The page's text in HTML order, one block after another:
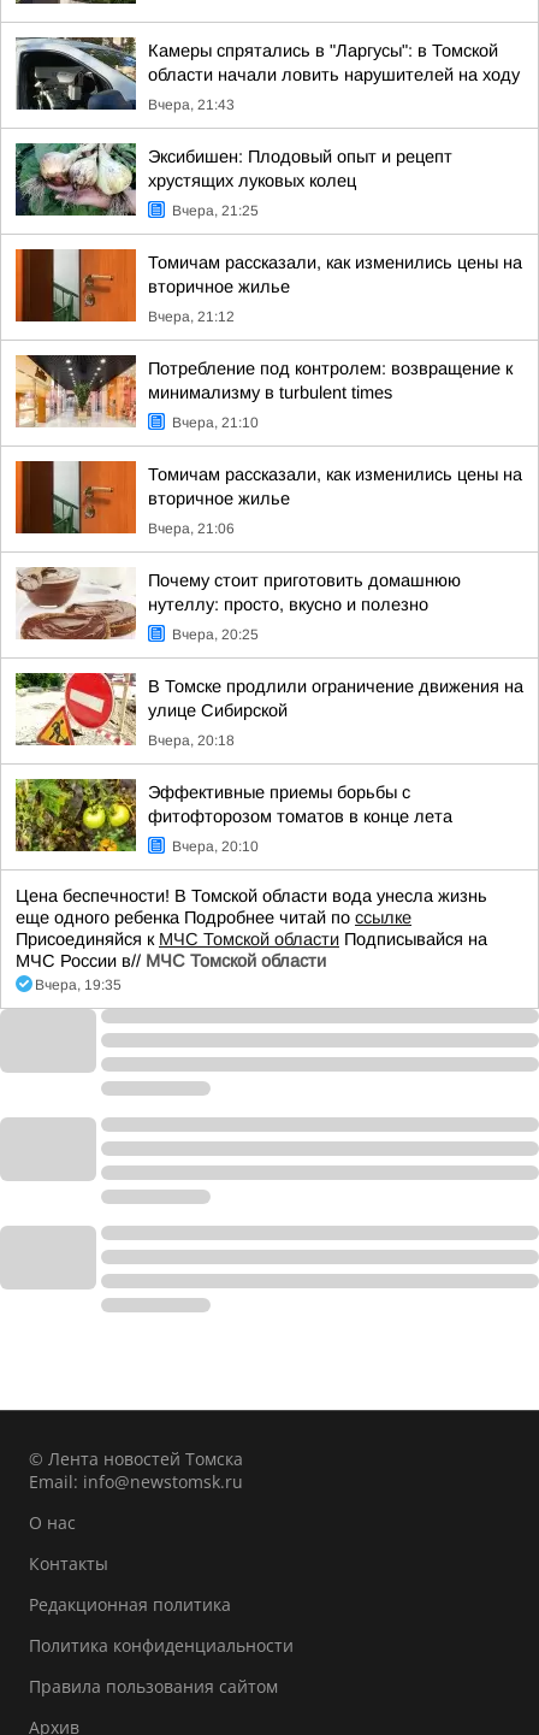
Камеры спрятались в "Ларгусы": в Томской
области начали ловить нарушителей на ходу
Вчера, 21:43
Эксибишен: Плодовый опыт и рецепт
хрустящих луковых колец
Вчера, 21:25
Томичам рассказали, как изменились цены на
вторичное жилье
Вчера, 21:12
Потребление под контролем: возвращение к
минимализму в turbulent times
Вчера, 21:10
Томичам рассказали, как изменились цены на
вторичное жилье
Вчера, 21:06
Почему стоит приготовить домашнюю
нутеллу: просто, вкусно и полезно
Вчера, 20:25
В Томске продлили ограничение движения на
улице Сибирской
Вчера, 20:18
Эффективные приемы борьбы с
фитофторозом томатов в конце лета
Вчера, 20:10
Цена беспечности! В Томской области вода унесла жизнь
еще одного ребенка Подробнее читай по ссылке
Присоединяйся к МЧС Томской области Подписывайся на
МЧС России в// МЧС Томской области
Вчера, 19:35
© Лента новостей Томска
Email: info@newstomsk.ru
О нас
Контакты
Редакционная политика
Политика конфиденциальности
Правила пользования сайтом
Архив